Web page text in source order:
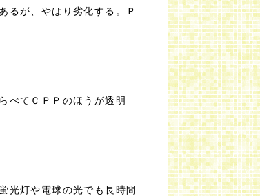
るが、やはり劣化する。Ｐ
べてＣＰＰのほうが透明
光灯や電球の光でも長時間